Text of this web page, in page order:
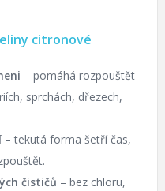
citronové
– pomáhá rozpouštět
sprchách, dřezech,
– tekutá forma šetří čas,
čističů – bez chloru,